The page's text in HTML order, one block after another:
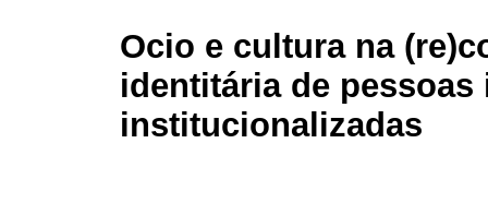
Ocio e cultura na
identitária de pessoas
institucionalizadas